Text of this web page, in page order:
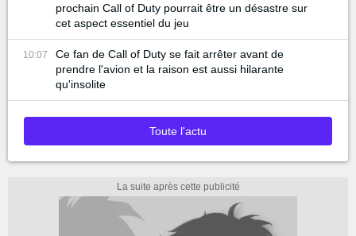
prochain Call of Duty pourrait être un désastre sur
cet aspect essentiel du jeu
10:07
Ce fan de Call of Duty se fait arrêter avant de
prendre l'avion et la raison est aussi hilarante
qu'insolite
Toute l'actu